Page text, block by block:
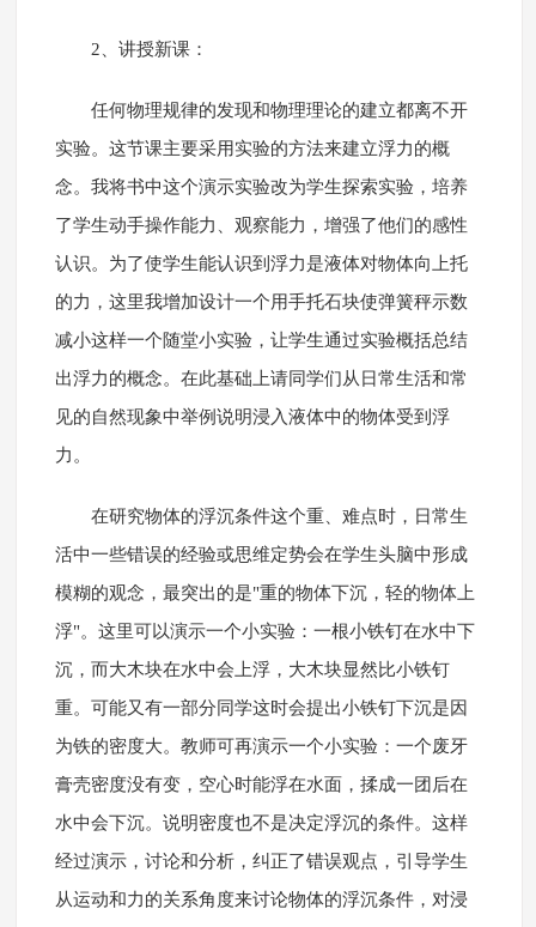
2、讲授新课：
任何物理规律的发现和物理理论的建立都离不开
实验。这节课主要采用实验的方法来建立浮力的概
念。我将书中这个演示实验改为学生探索实验，培养
了学生动手操作能力、观察能力，增强了他们的感性
认识。为了使学生能认识到浮力是液体对物体向上托
的力，这里我增加设计一个用手托石块使弹簧秤示数
减小这样一个随堂小实验，让学生通过实验概括总结
出浮力的概念。在此基础上请同学们从日常生活和常
见的自然现象中举例说明浸入液体中的物体受到浮
力。
在研究物体的浮沉条件这个重、难点时，日常生
活中一些错误的经验或思维定势会在学生头脑中形成
模糊的观念，最突出的是"重的物体下沉，轻的物体上
浮"。这里可以演示一个小实验：一根小铁钉在水中下
沉，而大木块在水中会上浮，大木块显然比小铁钉
重。可能又有一部分同学这时会提出小铁钉下沉是因
为铁的密度大。教师可再演示一个小实验：一个废牙
膏壳密度没有变，空心时能浮在水面，揉成一团后在
水中会下沉。说明密度也不是决定浮沉的条件。这样
经过演示，讨论和分析，纠正了错误观点，引导学生
从运动和力的关系角度来讨论物体的浮沉条件，对浸